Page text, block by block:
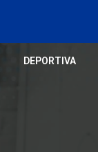
DEPORTIVA